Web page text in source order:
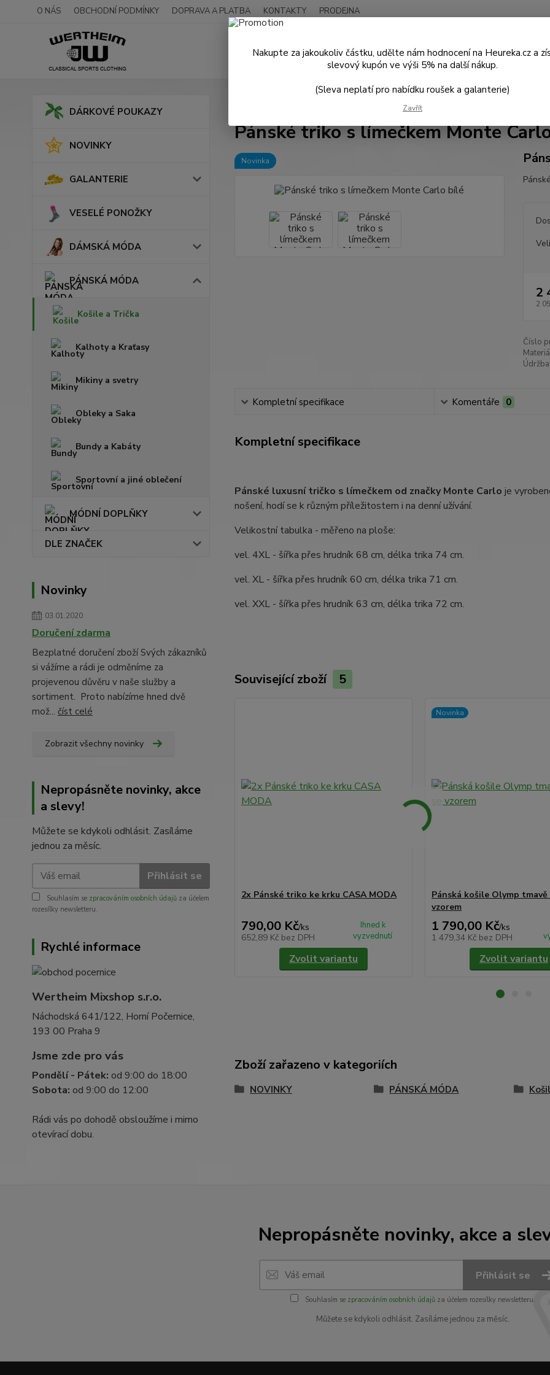
O NÁS OBCHODNÍ PODMÍNKY DOPRAVA A PLATBA KONTAKTY PRODEJNA
Hledat
DÁRKOVÉ POUKAZY
NOVINKY
GALANTERIE
VESELÉ PONOŽKY
DÁMSKÁ MÓDA
PÁNSKÁ MÓDA
Košile a Trička
Kalhoty a Kraťasy
Mikiny a svetry
Obleky a Saka
Bundy a Kabáty
Sportovní a jiné oblečení
MÓDNÍ DOPLŇKY
DLE ZNAČEK
Novinky
03.01.2020
Doručení zdarma
Bezplatné doručení zboží Svých zákazníků
si vážíme a rádi je odměníme za
projevenou důvěru v naše služby a
sortiment. Proto nabízíme hned dvě
mož... číst celé
Zobrazit všechny novinky
Nepropásněte novinky, akce
a slevy!
Můžete se kdykoli odhlásit. Zasíláme
jednou za měsíc.
Přihlásit se
Souhlasím se zpracováním osobních údajů za účelem
rozesílky newsletteru.
Rychlé informace
Wertheim Mixshop s.r.o.
Náchodská 641/122, Horní Počernice,
193 00 Praha 9
Jsme zde pro vás
Pondělí - Pátek: od 9:00 do 18:00
Sobota: od 9:00 do 12:00
Rádi vás po dohodě obsloužíme i mimo
otevírací dobu.
Pánské triko s límečkem Monte
Novinka
2
2
Číslo
Kompletní specifikace Komentáře 0
Kompletní specifikace
Pánské luxusní tričko s límečkem od značky Monte Carlo je
nošení, hodí se k různým příležitostem i na denní užívání.
Velikostní tabulka - měřeno na ploše:
vel. 4XL - šířka přes hrudník 68 cm, délka trika 74 cm.
vel. XL - šířka přes hrudník 60 cm, délka trika 71 cm.
vel. XXL - šířka přes hrudník 63 cm, délka trika 72 cm.
Související zboží 5
2x Pánské triko ke krku CASA MODA
790,00 Kč/ks
652,89 Kč bez DPH
Ihned k
vyzvednutí
Zvolit variantu
Novinka
Pánská košile Olymp tmavě
vzorem
1 790,00 Kč/ks
1 479,34 Kč bez DPH
Zvolit variantu
Zboží zařazeno v kategoriích
NOVINKY PÁNSKÁ MÓDA
Nepropásněte novinky, akce a
Přihlásit se
Souhlasím se zpracováním osobních údajůza účelem rozesílky newsletteru.
Můžete se kdykoli odhlásit. Zasíláme jednou za měsíc.
Nakupte za jakoukoliv částku, udělte nám hodnocení na Heureka.cz a
slevový kupón ve výši 5% na další nákup.
(Sleva neplatí pro nabídku roušek a galanterie)
Zavřít